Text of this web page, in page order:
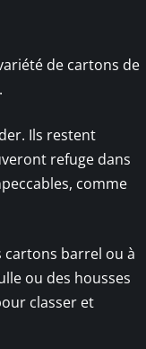
de cartons de
Ils restent
refuge dans
comme
cartons barrel ou à
ou des housses
classer et